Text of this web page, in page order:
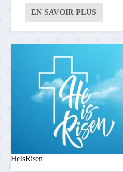
EN SAVOIR PLUS
HeIsRisen